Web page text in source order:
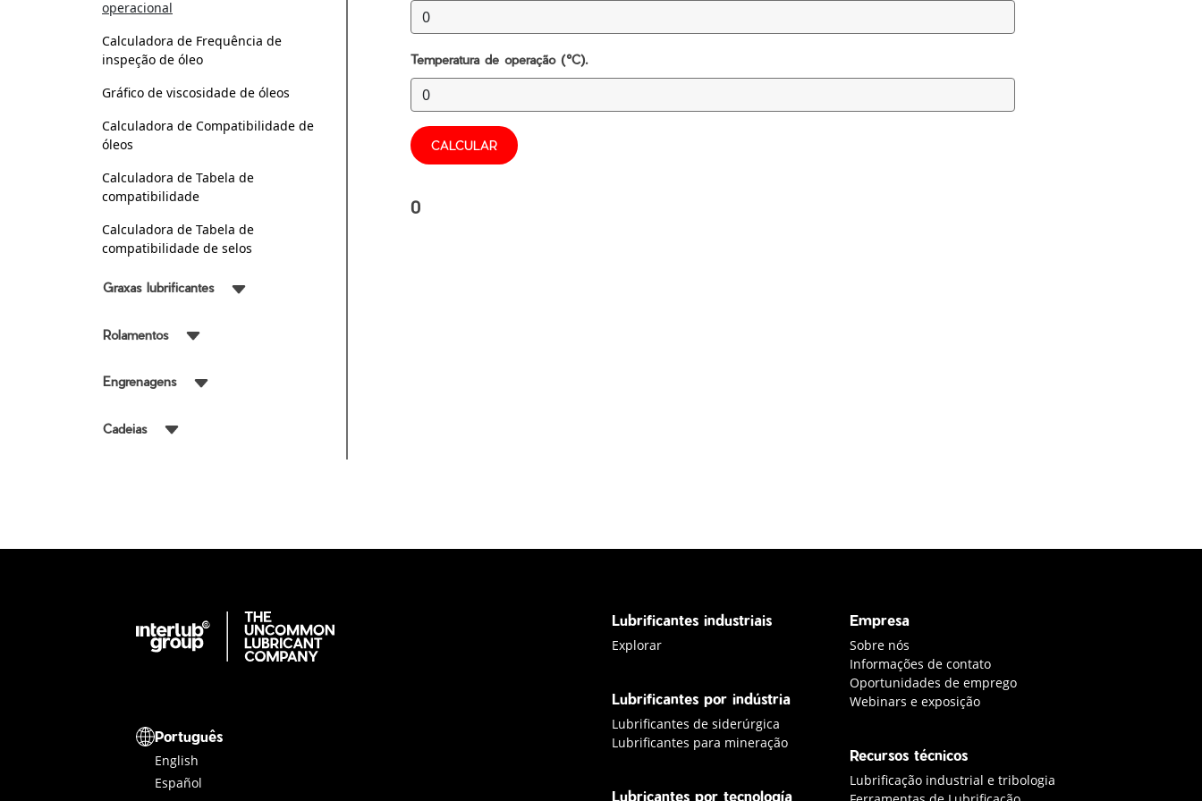
operacional
Calculadora de Frequência de
inspeção de óleo
Gráfico de viscosidade de óleos
Calculadora de Compatibilidade de
óleos
Calculadora de Tabela de
compatibilidade
Calculadora de Tabela de
compatibilidade de selos
Graxas lubrificantes
Rolamentos
Engrenagens
Cadeias
Temperatura de operação (°C).
CALCULAR
0
Interlub Group
Seletor de idioma
Português
English
Español
Lubrificantes industriais
Saber mais sobre lubrificantes industriais
Explorar
Lubrificantes por indústria
Lubrificantes de siderúrgica
Lubrificantes para mineração
Lubricantes por tecnología
Empresa
Sobre nós
Informações de contato
Oportunidades de emprego
Webinars e exposição
Recursos técnicos
Lubrificação industrial e tribologia